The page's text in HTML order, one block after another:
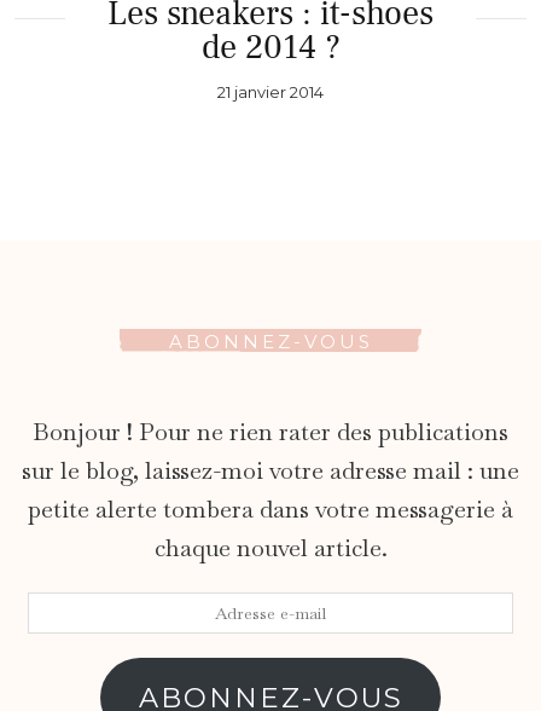
Les sneakers : it-shoes
de 2014 ?
21 janvier 2014
ABONNEZ-VOUS
Bonjour ! Pour ne rien rater des publications
sur le blog, laissez-moi votre adresse mail : une
petite alerte tombera dans votre messagerie à
chaque nouvel article.
ABONNEZ-VOUS